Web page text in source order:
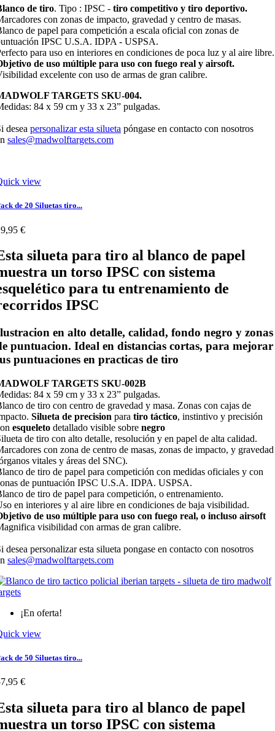
de tiro. Tipo : IPSC - tiro competitivo y tiro deportivo.
con zonas de impacto, gravedad y centro de masas.
de papel para competición a escala oficial con zonas de
IPSC U.S.A. IDPA - USPSA.
para uso en interiores en condiciones de poca luz y al aire libre.
de uso múltiple para uso con fuego real y airsoft.
excelente con uso de armas de gran calibre.
TARGETS SKU-004.
84 x 59 cm y 33 x 23” pulgadas.
desea personalizar esta silueta póngase en contacto con nosotros
sales@madwolftargets.com
view
de 20 Siluetas tiro...
€
silueta para tiro al blanco de papel
un torso IPSC con sistema
para tu entrenamiento de
IPSC
en alto detalle, calidad, fondo negro y zonas
puntuacion. Ideal en distancias cortas, para mejorar
puntuaciones en practicas de tiro
TARGETS SKU-002B
84 x 59 cm y 33 x 23” pulgadas.
de tiro con centro de gravedad y masa. Zonas con cajas de
Silueta de precision para tiro táctico, instintivo y precisión
esqueleto detallado visible sobre negro
de tiro con alto detalle, resolución y en papel de alta calidad.
con zona de centro de masas, zonas de impacto, y gravedad
vitales y áreas del SNC).
de tiro de papel para competición con medidas oficiales y con
de puntuación IPSC U.S.A. IDPA. USPSA.
de tiro de papel para competición, o entrenamiento.
en interiores y al aire libre en condiciones de baja visibilidad.
de uso múltiple para uso con fuego real, o incluso airsoft
visibilidad con armas de gran calibre.
desea personalizar esta silueta pongase en contacto con nosotros
sales@madwolftargets.com
¡En oferta!
view
de 50 Siluetas tiro...
€
silueta para tiro al blanco de papel
un torso IPSC con sistema